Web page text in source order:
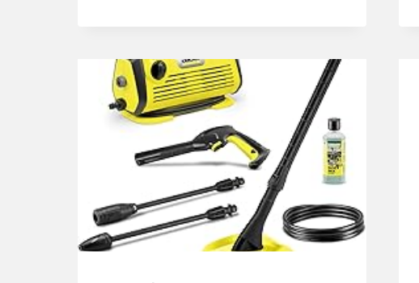
W
200
BAR,
ANTI-
KIPP
RAD
DESIGN,
420